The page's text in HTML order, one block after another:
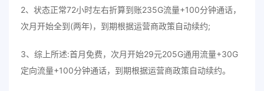
2、状态正常72小时左右折算到账235G流量+100分钟通话，
次月开始全到(两年)，到期根据运营商政策自动续约;
3、综上所述:首月免费，次月开始29元205G通用流量+30G
定向流量+100分钟通话，到期根据运营商政策自动续约。